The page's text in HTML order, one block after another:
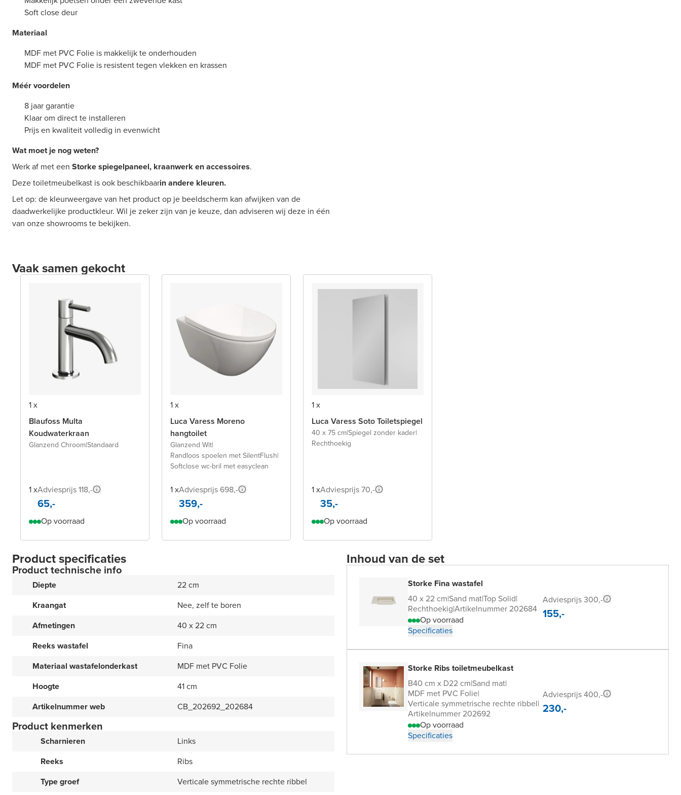
Soft close deur
Materiaal
MDF met PVC Folie is makkelijk te onderhouden
MDF met PVC Folie is resistent tegen vlekken en krassen
Méér voordelen
8 jaar garantie
Klaar om direct te installeren
Prijs en kwaliteit volledig in evenwicht
Wat moet je nog weten?
Werk af met een Storke spiegelpaneel, kraanwerk en accessoires.
Deze toiletmeubelkast is ook beschikbaarin andere kleuren.
Let op: de kleurweergave van het product op je beeldscherm kan afwijken van de
daadwerkelijke productkleur. Wil je zeker zijn van je keuze, dan adviseren wij deze in één
van onze showrooms te bekijken.
Vaak samen gekocht
1 x
Blaufoss Multa
Koudwaterkraan
Glanzend Chroom|Standaard
1 xAdviesprijs 118,-
65,-
Op voorraad
1 x
Luca Varess Moreno
hangtoilet
Glanzend Wit|
Randloos spoelen met SilentFlush|
Softclose wc-bril met easyclean
1 xAdviesprijs 698,-
359,-
Op voorraad
1 x
Luca Varess Soto Toiletspiegel
40 x 75 cm|Spiegel zonder kader|
Rechthoekig
1 xAdviesprijs 70,-
35,-
Op voorraad
Product specificaties
Product technische info
Diepte
22 cm
Kraangat
Nee, zelf te boren
Afmetingen
40 x 22 cm
Reeks wastafel
Fina
Materiaal wastafelonderkast
MDF met PVC Folie
Hoogte
41 cm
Artikelnummer web
CB_202692_202684
Product kenmerken
Scharnieren
Links
Reeks
Ribs
Type groef
Verticale symmetrische rechte ribbel
Inhoud van de set
Storke Fina wastafel
40 x 22 cm|Sand mat|Top Solid|
Rechthoekig|Artikelnummer 202684
Op voorraad
Specificaties
Adviesprijs 300,-
155,-
Storke Ribs toiletmeubelkast
B40 cm x D22 cm|Sand mat|
MDF met PVC Folie|
Verticale symmetrische rechte ribbel|
Artikelnummer 202692
Op voorraad
Specificaties
Adviesprijs 400,-
230,-